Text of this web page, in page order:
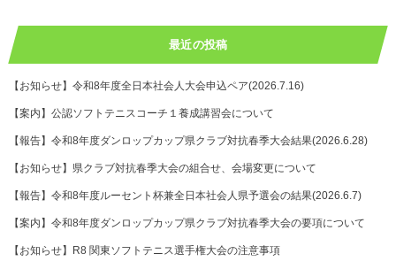
最近の投稿
【お知らせ】令和8年度全日本社会人大会申込ペア(2026.7.16)
【案内】公認ソフトテニスコーチ１養成講習会について
【報告】令和8年度ダンロップカップ県クラブ対抗春季大会結果(2026.6.28)
【お知らせ】県クラブ対抗春季大会の組合せ、会場変更について
【報告】令和8年度ルーセント杯兼全日本社会人県予選会の結果(2026.6.7)
【案内】令和8年度ダンロップカップ県クラブ対抗春季大会の要項について
【お知らせ】R8 関東ソフトテニス選手権大会の注意事項